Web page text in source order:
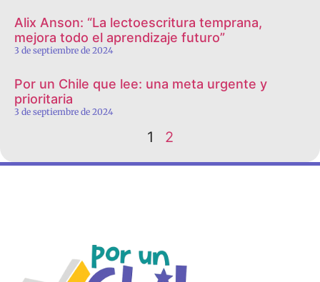
Alix Anson: “La lectoescritura temprana,
mejora todo el aprendizaje futuro”
3 de septiembre de 2024
Por un Chile que lee: una meta urgente y
prioritaria
3 de septiembre de 2024
1 2